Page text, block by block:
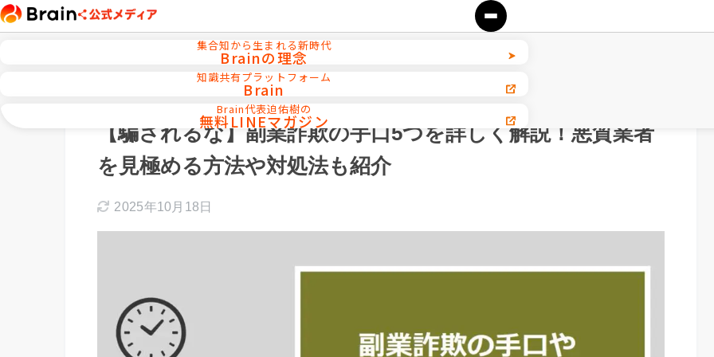
集合知から生まれる新時代
Brainの理念
知識共有プラットフォーム
Brain
Brain代表迫佑樹の
無料LINEマガジン
初心者向け副業スタート講座
【騙されるな】副業詐欺の手口5つを詳しく解説！悪質業者
を見極める方法や対処法も紹介
2025年10月18日